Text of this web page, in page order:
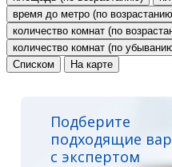
время до метро (по
количество комнат (по
количество комнат (по
Списком
На карте
Подберите
подходящие
с экспертом